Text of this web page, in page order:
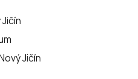
Jičín